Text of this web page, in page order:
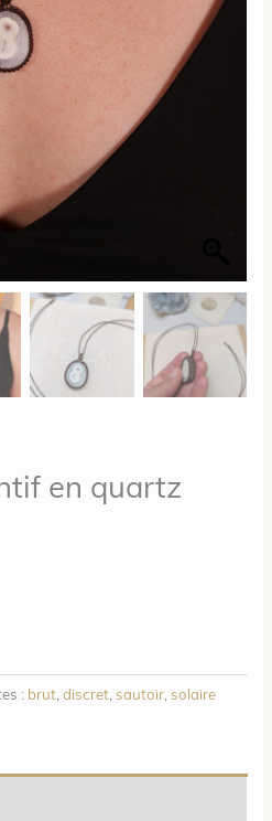
en quartz
: brut,discret, sautoir, solaire